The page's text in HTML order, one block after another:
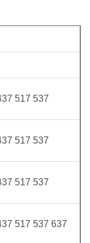
517 537
517 537
517 537
517 537 637